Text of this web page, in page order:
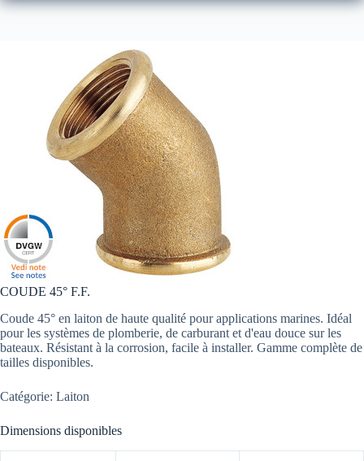
COUDE 45° F.F.
Coude 45° en laiton de haute qualité pour applications marines. Idéal
pour les systèmes de plomberie, de carburant et d'eau douce sur les
bateaux. Résistant à la corrosion, facile à installer. Gamme complète de
tailles disponibles.
Catégorie: Laiton
Dimensions disponibles